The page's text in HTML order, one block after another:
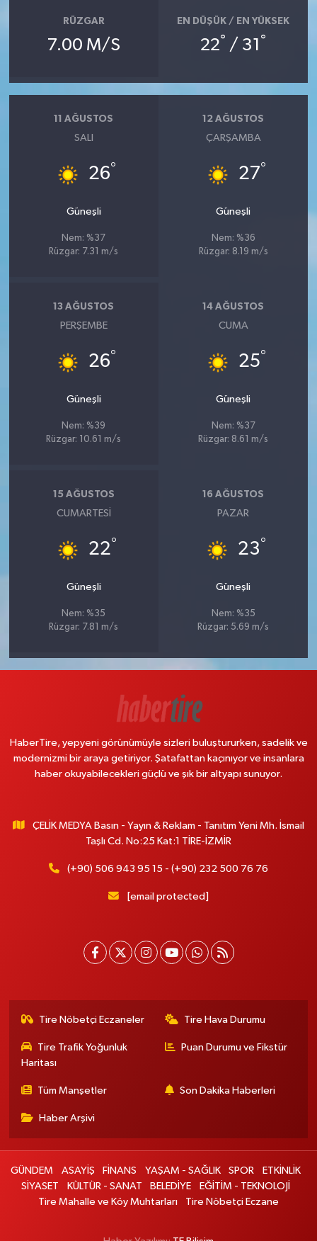
RÜZGAR
7.00 M/S
EN DÜŞÜK / EN YÜKSEK
22° / 31 °
11 AĞUSTOS
SALI
26°
Güneşli
Nem: %37
Rüzgar: 7.31 m/s
12 AĞUSTOS
ÇARŞAMBA
27°
Güneşli
Nem: %36
Rüzgar: 8.19 m/s
13 AĞUSTOS
PERŞEMBE
26°
Güneşli
Nem: %39
Rüzgar: 10.61 m/s
14 AĞUSTOS
CUMA
25°
Güneşli
Nem: %37
Rüzgar: 8.61 m/s
15 AĞUSTOS
CUMARTESI
22°
Güneşli
Nem: %35
Rüzgar: 7.81 m/s
16 AĞUSTOS
PAZAR
23°
Güneşli
Nem: %35
Rüzgar: 5.69 m/s
HaberTire, yepyeni görünümüyle sizleri buluştururken, sadelik ve
modernizmi bir araya getiriyor. Şatafattan kaçınıyor ve insanlara
haber okuyabilecekleri güçlü ve şık bir altyapı sunuyor.
ÇELİK MEDYA Basın - Yayın & Reklam - Tanıtım Yeni Mh. İsmail
Taşlı Cd. No:25 Kat:1 TİRE-İZMİR
(+90) 506 943 95 15 - (+90) 232 500 76 76
[email protected]
Tire Nöbetçi Eczaneler Tire Hava Durumu
Tire Trafik Yoğunluk
Haritası
Puan Durumu ve Fikstür
Tüm Manşetler Son Dakika Haberleri
Haber Arşivi
GÜNDEM ASAYİŞ FİNANS YAŞAM - SAĞLIK SPOR
ETKİNLİK
SİYASET
KÜLTÜR - SANAT BELEDİYE
EĞİTİM - TEKNOLOJİ
Tire Mahalle ve Köy Muhtarları
Tire Nöbetçi Eczane